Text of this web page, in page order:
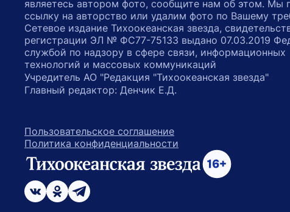
являетесь автором фото, сообщите нам об этом. Мы
ссылку на авторство или удалим фото по Вашему
Сетевое издание Тихоокеанская звезда,
регистрации ЭЛ № ФС77-75133 выдано 07.03.2019
службой по надзору в сфере связи, информационных
технологий и массовых коммуникаций
Учредитель АО "Редакция "Тихоокеанская звезда"
Главный редактор: Денчик Е.Д.
Пользовательское соглашение
Политика конфиденциальности
ссылка на главную
возрастное ограничение 16+
ссылка на страницу в Вконтакте
ссылка на страницу в Одноклассниках
ссылка на канал в Телеграмм